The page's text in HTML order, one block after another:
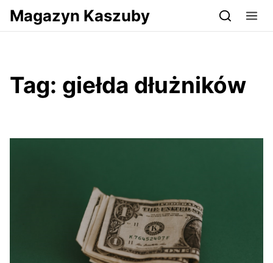
Przejdź do serwisu magazynkaszuby.pl
Magazyn Kaszuby
Tag: giełda dłużników